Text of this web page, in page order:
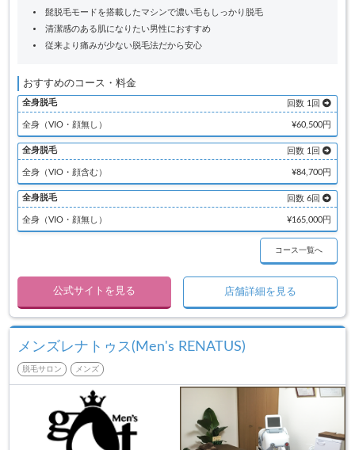
髭脱毛モードを搭載したマシンで濃い毛もしっかり脱毛
清潔感のある肌になりたい男性におすすめ
従来より痛みが少ない脱毛法だから安心
おすすめのコース・料金
全身脱毛 回数 1回
全身（VIO・顔無し） ¥60,500円
全身脱毛 回数 1回
全身（VIO・顔含む） ¥84,700円
全身脱毛 回数 6回
全身（VIO・顔無し） ¥165,000円
コース一覧へ
公式サイトを見る 店舗詳細を見る
メンズレナトゥス(Men's RENATUS)
脱毛サロン メンズ